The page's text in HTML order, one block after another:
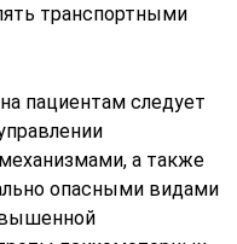
транспортными
пациентам следует
а также
опасными видами